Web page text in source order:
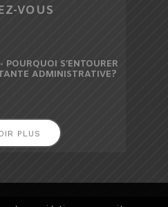
VOUS
POURQUOI S’ENTOURER
ADMINISTRATIVE?
PLUS